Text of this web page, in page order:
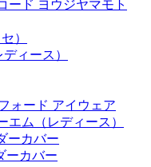
ード ヨウジヤマモト
）
ィース）
ォード アイウェア
エム（レディース）
ーカバー
ーカバー